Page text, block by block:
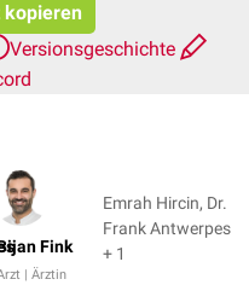
kopieren
Versionsgeschichte
Fink
| Ärztin
Emrah Hircin, Dr.
Frank Antwerpes
+ 1